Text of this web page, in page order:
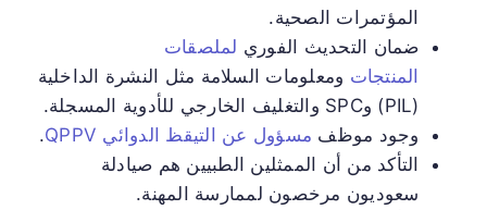
المؤتمرات الصحية.
ضمان التحديث الفوري لملصقات
المنتجات ومعلومات السلامة مثل النشرة الداخلية
(PIL) وSPC والتغليف الخارجي للأدوية المسجلة.
وجود موظف مسؤول عن التيقظ الدوائي QPPV
.
التأكد من أن الممثلين الطبيين هم صيادلة
سعوديون مرخصون لممارسة المهنة.